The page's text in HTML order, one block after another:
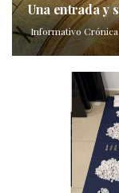
Una entrada y
Informativo Crónica